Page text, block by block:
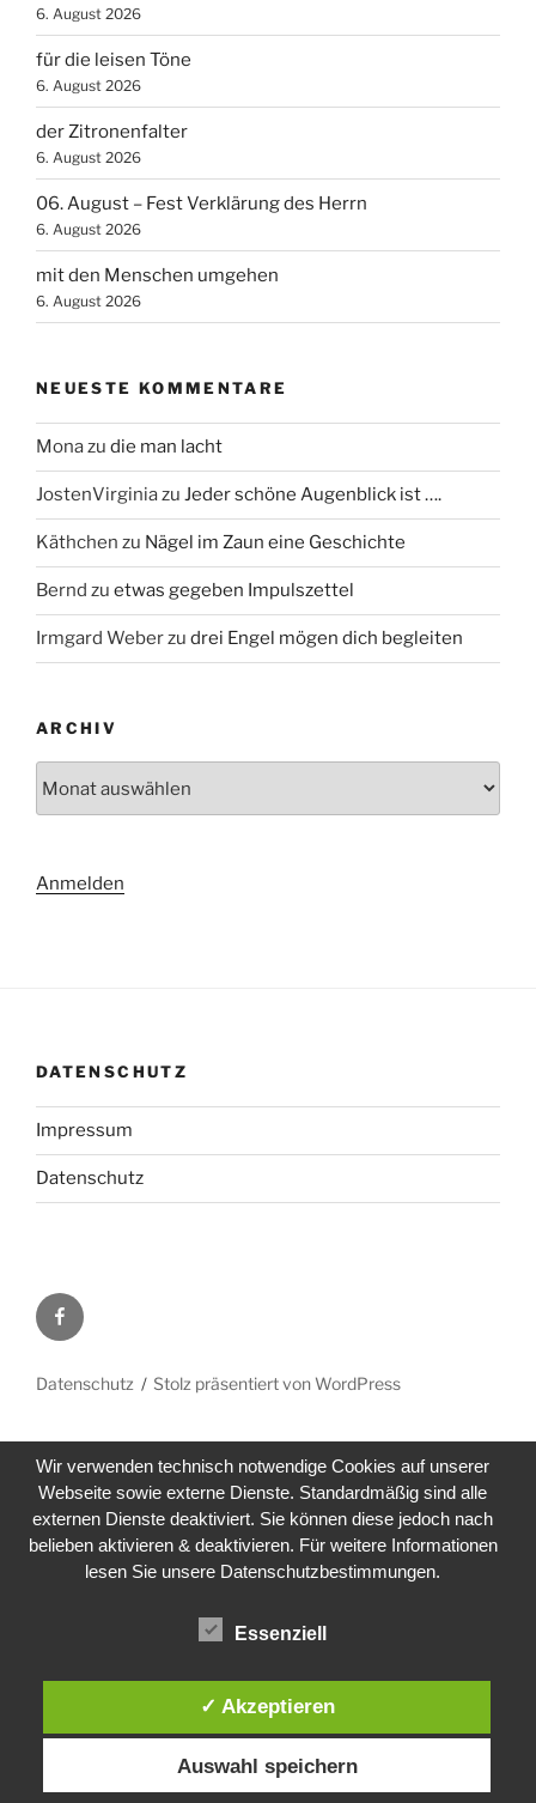
6. August 2026
für die leisen Töne
6. August 2026
der Zitronenfalter
6. August 2026
06. August – Fest Verklärung des Herrn
6. August 2026
mit den Menschen umgehen
6. August 2026
NEUESTE KOMMENTARE
Monazu die man lacht
JostenVirginiazu Jeder schöne Augenblick ist ….
Käthchen zu Nägel im Zaun eine Geschichte
Bernd zu etwas gegeben Impulszettel
Irmgard Weberzu drei Engel mögen dich begleiten
ARCHIV
Anmelden
DATENSCHUTZ
Impressum
Datenschutz
Facebook
Datenschutz Stolz präsentiert von WordPress
Wir verwenden technisch notwendige Cookies auf unserer
Webseite sowie externe Dienste. Standardmäßig sind alle
externen Dienste deaktiviert. Sie können diese jedoch nach
belieben aktivieren & deaktivieren. Für weitere Informationen
lesen Sie unsere Datenschutzbestimmungen.
Essenziell
✓ Akzeptieren
Auswahl speichern